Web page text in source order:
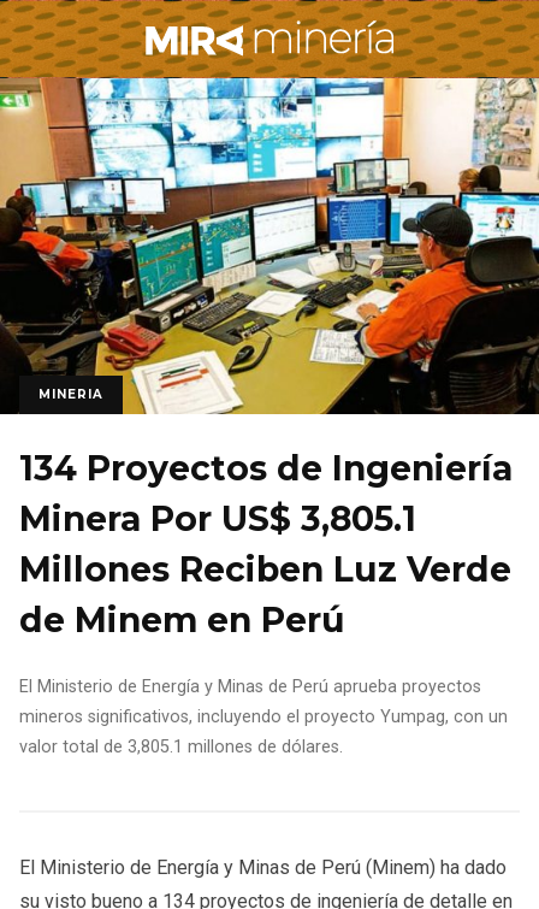
MINERIA
134 Proyectos de Ingeniería
Minera Por US$ 3,805.1
Millones Reciben Luz Verde
de Minem en Perú
El Ministerio de Energía y Minas de Perú aprueba proyectos
mineros significativos, incluyendo el proyecto Yumpag, con un
valor total de 3,805.1 millones de dólares.
El Ministerio de Energía y Minas de Perú (Minem) ha dado
su visto bueno a 134 proyectos de ingeniería de detalle en